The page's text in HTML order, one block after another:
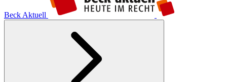
Beck Aktuell